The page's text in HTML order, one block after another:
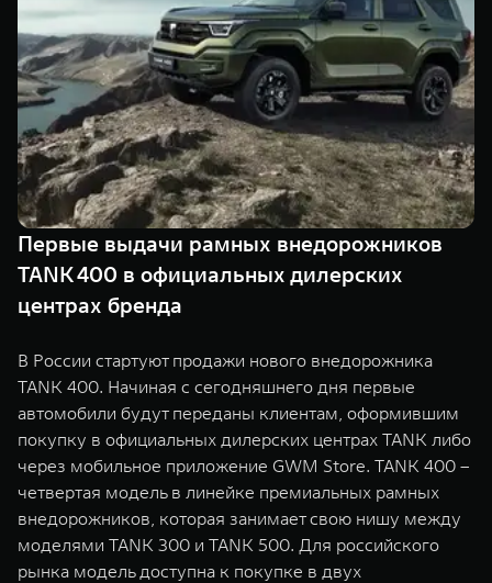
TANK 500
Веди за собой
от 6 499 000 ₽
TANK 700
Сила
от 10 199
WEY 07
Расширяя границы комфорта
от 6 149 000 ₽
WEY 05
Эстетика
TANK Финансы
Корпоративным клиентам
TANK ФИНАНСЫ
TANK Кредит
TANK Лизинг
TANK Страхование
Сервис
Специальные предложения
Моторные масла
ЦИФРОВЫЕ СЕРВИСЫ TANK
Цифровые сервисы TANK
Подписки
Первые выдачи рамных внедорожников
TANK 400 в официальных дилерских
центрах бренда
В России стартуют продажи нового внедорожника
TANK 400. Начиная с сегодняшнего дня первые
автомобили будут переданы клиентам, оформившим
покупку в официальных дилерских центрах TANK либо
через мобильное приложение GWM Store. TANK 400 –
четвертая модель в линейке премиальных рамных
внедорожников, которая занимает свою нишу между
моделями TANK 300 и TANK 500. Для российского
рынка модель доступна к покупке в двух